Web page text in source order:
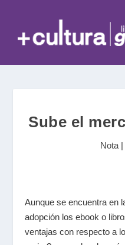
Sube el
Nota|
Aunque se encuentra en
adopción los ebook o
ventajas con respecto a